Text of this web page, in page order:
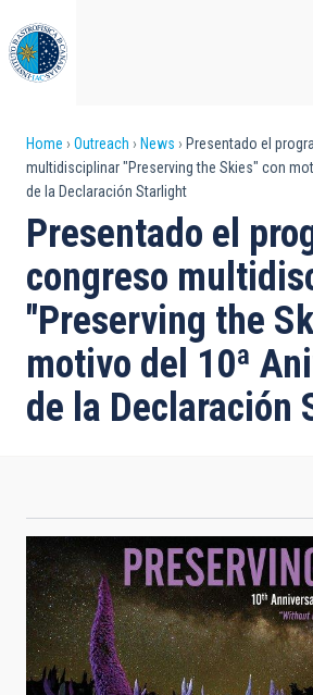
to
main
content
Breadcrumb
Home Outreach News
Presentado el
multidisciplinar "Preserving the Skies" con
de la Declaración Starlight
Presentado el
congreso
"Preserving the
motivo del 10ª
de la Declaración